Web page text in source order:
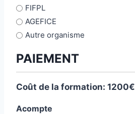
FIFPL
AGEFICE
Autre organisme
PAIEMENT
Coût de la formation: 1200€
Acompte